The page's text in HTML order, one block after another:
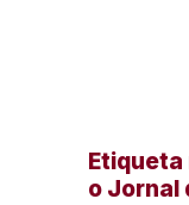
Etiqueta
o Jornal